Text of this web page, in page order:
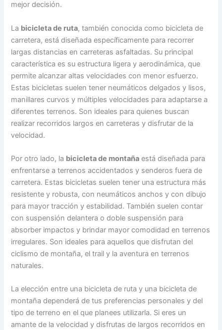
mejor decisión.
La bicicleta de ruta, también conocida como bicicleta de
carretera, está diseñada específicamente para recorrer
largas distancias en carreteras asfaltadas. Su principal
característica es su estructura ligera y aerodinámica, que
permite alcanzar altas velocidades con menor esfuerzo.
Estas bicicletas suelen tener neumáticos delgados y lisos,
manillares curvos y múltiples velocidades para adaptarse a
diferentes terrenos. Son ideales para quienes buscan
realizar recorridos largos en carreteras y disfrutar de la
velocidad.
Por otro lado, la bicicleta de montaña está diseñada para
enfrentarse a terrenos accidentados y senderos fuera de
carretera. Estas bicicletas suelen tener una estructura más
resistente y robusta, con neumáticos anchos y con dibujo
para mayor tracción y estabilidad. También suelen contar
con suspensión delantera o doble suspensión para
absorber impactos y brindar mayor comodidad en terrenos
irregulares. Son ideales para aquellos que disfrutan del
ciclismo de montaña, el trail y la aventura en terrenos
naturales.
La elección entre una bicicleta de ruta y una bicicleta de
montaña dependerá de tus preferencias personales y del
tipo de terreno en el que planees utilizarla. Si eres un
amante de la velocidad y disfrutas de largos recorridos en